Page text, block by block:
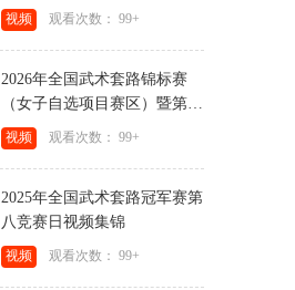
十届亚运会武术套路项目选拔
赛第三竞赛日视频集锦
视频 观看次数： 99+
2026年全国武术套路锦标赛
（女子自选项目赛区）暨第二
十届亚运会武术套路项目选拔
赛第二竞赛日视频集锦
视频 观看次数： 99+
2025年全国武术套路冠军赛第
八竞赛日视频集锦
视频 观看次数： 99+